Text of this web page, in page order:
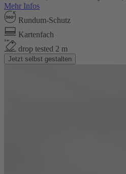
Mehr Infos
Rundum-Schutz
Kartenfach
drop tested 2 m
Jetzt selbst gestalten